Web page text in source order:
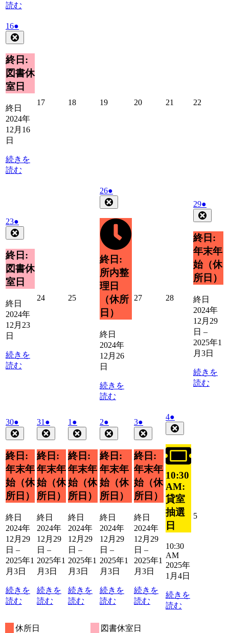
読む
162024
年
12
月
16
日
●
件
の
イ
ベ
ン
ト)
終日:
図書休
室日
終日
2024年
12月16
日
続きを
読む
172024
182024
192024
202024
21 22
232024
年
12
月
23
日
●
件
の
イ
ベ
ン
ト)
終日:
図書休
室日
終日
2024年
12月23
日
続きを
読む
242024
252024
262024
年
12
月
日
●
件
の
イ
ベ
ン
ト)
終日:
所内整
理日
（休所
日）
終日
2024年
12月26
日
続きを
読む
272024
282024
292024
年
12
月
29
日
●
件
の
イ
ベ
ン
ト)
終日:
年末年
始（休
所日）
終日
2024年
12月29
日 –
2025年1
月3日
続きを
読む
302024
年
12
月
30
日
●
件
の
イ
ベ
ン
ト)
終日:
年末年
始（休
所日）
終日
2024年
12月29
日 –
2025年1
月3日
続きを
読む
31 2024
年
12
月
31
日
●
件
の
イ
ベ
ン
ト)
終日:
年末年
始（休
所日）
終日
2024年
12月29
日 –
2025年1
月3日
続きを
読む
1 2025
年
1
月
1
日
●
件
の
イ
ベ
ン
ト)
終日:
年末年
始（休
所日）
終日
2024年
12月29
日 –
2025年1
月3日
続きを
読む
22025
年
1
月
2
日
●
件
の
イ
ベ
ン
ト)
終日:
年末年
始（休
所日）
終日
2024年
12月29
日 –
2025年1
月3日
続きを
読む
32025
年
1
月
3
日
●
件
の
イ
ベ
ン
ト)
終日:
年末年
始（休
所日）
終日
2024年
12月29
日 –
2025年1
月3日
続きを
読む
42025
年
1
月
日
●
件
の
イ
ベ
ト)
10:30
AM:
貸室
抽選
日
10:30
AM
2025年
1月4日
続きを
読む
52025
休所日
図書休室日